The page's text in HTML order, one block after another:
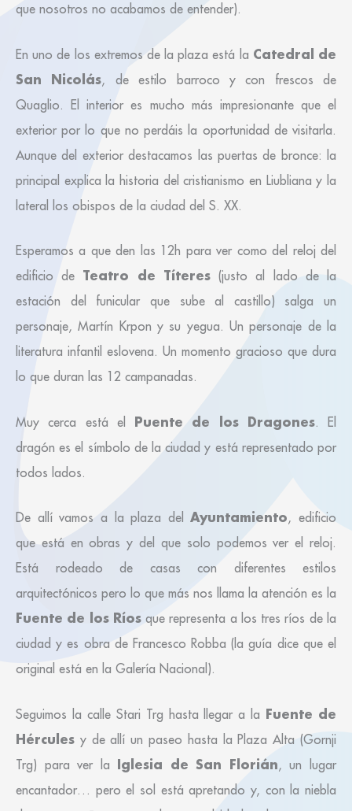
que nosotros no acabamos de entender).
En uno de los extremos de la plaza está la Catedral de
San Nicolás, de estilo barroco y con frescos de
Quaglio. El interior es mucho más impresionante que el
exterior por lo que no perdáis la oportunidad de visitarla.
Aunque del exterior destacamos las puertas de bronce: la
principal explica la historia del cristianismo en Liubliana y la
lateral los obispos de la ciudad del S. XX.
Esperamos a que den las 12h para ver como del reloj del
edificio de Teatro de Títeres(justo al lado de la
estación del funicular que sube al castillo) salga un
personaje, Martín Krpon y su yegua. Un personaje de la
literatura infantil eslovena. Un momento gracioso que dura
lo que duran las 12 campanadas.
Muy cerca está el Puente de los Dragones. El
dragón es el símbolo de la ciudad y está representado por
todos lados.
De allí vamos a la plaza delAyuntamiento, edificio
que está en obras y del que solo podemos ver el reloj.
Está rodeado de casas con diferentes estilos
arquitectónicos pero lo que más nos llama la atención es la
Fuente de los Ríosque representa a los tres ríos de la
ciudad y es obra de Francesco Robba (la guía dice que el
original está en la Galería Nacional).
Seguimos la calle Stari Trg hasta llegar a la Fuente de
Hércules y de allí un paseo hasta la Plaza Alta (Gornji
Trg) para ver la Iglesia de San Florián, un lugar
encantador… pero el sol está apretando y, con la niebla